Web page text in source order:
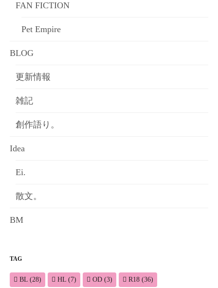
FAN FICTION
Pet Empire
BLOG
更新情報
雑記
創作語り。
Idea
Ei.
散文。
BM
TAG
BL (28) HL (7) OD (3) R18 (36)